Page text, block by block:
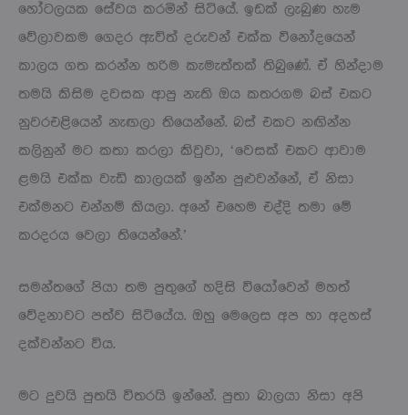
හෝටලයක සේවය කරමින් සිටියේ. ඉඩක් ලැබුණ හැම
වේලාවකම ගෙදර ඇවිත් දරුවන් එක්ක විනෝදයෙන්
කාලය ගත කරන්න හරිම කැමැත්තක් තිබුණේ. ඒ හින්දාම
තමයි කිසිම දවසක ආපු නැති ඔය කතරගම බස් එකට
නුවරඑළියෙන් නැඟලා තියෙන්නේ. බස් එකට නඟින්න
කලිනුන් මට කතා කරලා කිවුවා, ‘වෙසක් එකට ආවාම
ළමයි එක්ක වැඩි කාලයක් ඉන්න පුළුවන්නේ, ඒ නිසා
එක්මනට එන්නම් කියලා. අනේ එහෙම එද්දි තමා මේ
කරදරය වෙලා තියෙන්නේ.’
සමන්තගේ පියා තම පුතුගේ හදිසි වියෝවෙන් මහත්
වේදනාවට පත්ව සිටියේය. ඔහු මෙලෙස අප හා අදහස්
දක්වන්නට විය.
මට දුවයි පුතයි විතරයි ඉන්නේ. පුතා බාලයා නිසා අපි